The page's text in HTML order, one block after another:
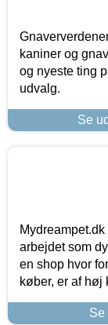
kaniner og
og nyeste ting
udvalg.
Se
arbejdet som
en shop hvor
køber, er af høj
Se